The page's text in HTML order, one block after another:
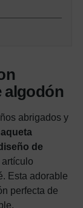
algodón
abrigados y
de
Esta adorable
perfecta de